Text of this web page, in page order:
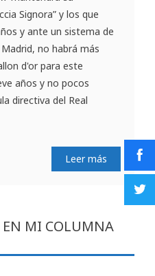
Signora” y los que
y ante un sistema de
no habrá más
d'or para este
años y no pocos
directiva del Real
Leer más
EN MI COLUMNA